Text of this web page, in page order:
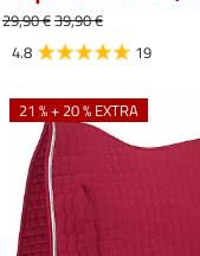
29,90 €39,90 €
4.8
19
21 % + 20 % EXTRA